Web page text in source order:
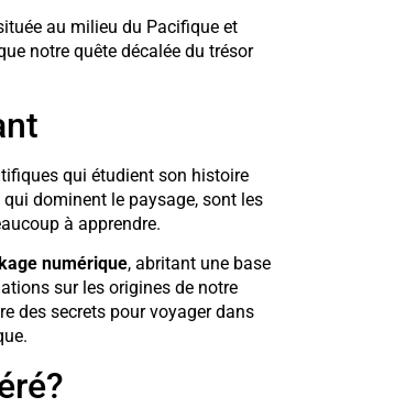
au milieu du Pacifique et
notre quête décalée du trésor
qui étudient son histoire
dominent le paysage, sont les
à apprendre.
numérique, abritant une base
sur les origines de notre
des secrets pour voyager dans